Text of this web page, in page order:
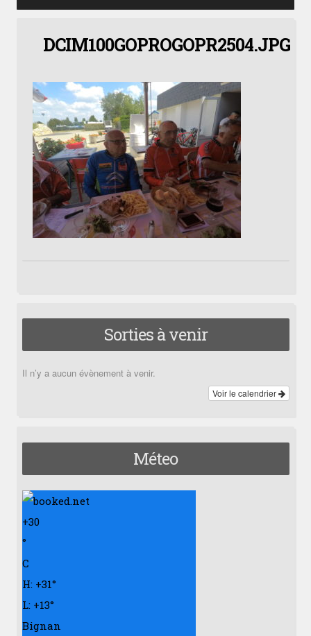
DCIM100GOPROGOPR2504.JPG
Sorties à venir
Il n’y a aucun évènement à venir.
Voir le calendrier
Méteo
+30
°
C
H: +31°
L: +13°
Bignan